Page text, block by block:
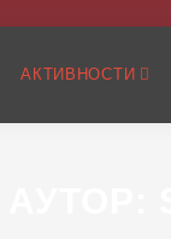
АКТИВНОСТИ